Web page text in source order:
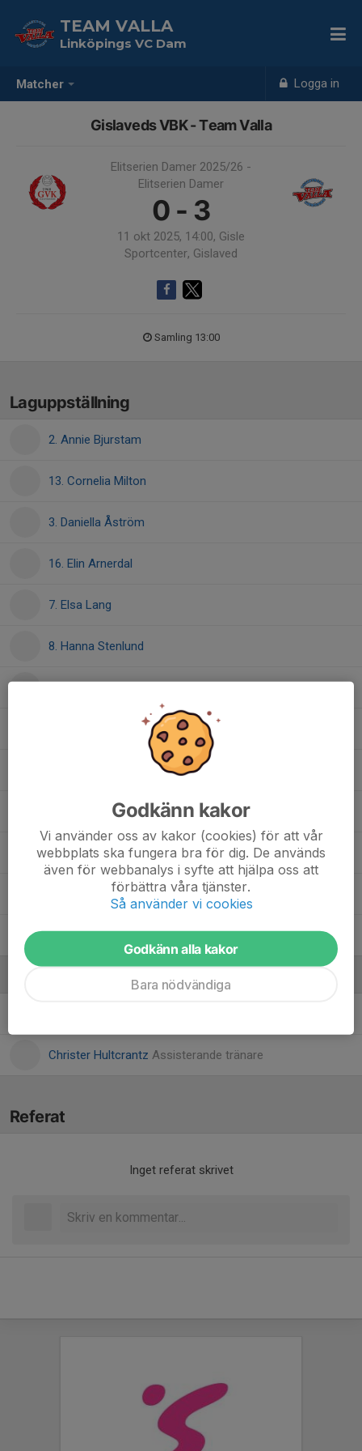
Matcher Logga in
TEAM VALLA
Linköpings VC Dam
Gislaveds VBK - Team Valla
Elitserien Damer 2025/26 -
Elitserien Damer
0 - 3
11 okt 2025, 14:00, Gisle
Sportcenter, Gislaved
Samling 13:00
Laguppställning
2. Annie Bjurstam
13. Cornelia Milton
3. Daniella Åström
16. Elin Arnerdal
7. Elsa Lang
8. Hanna Stenlund
22. Myah Conway
4. Nathalie Arvidson
10. Poa Andersson
15. Riley Anderson
Christer Hultcrantz Assisterande tränare
Referat
Inget referat skrivet
Godkänn kakor
Vi använder oss av kakor (cookies) för att vår
webbplats ska fungera bra för dig. De används
även för webbanalys i syfte att hjälpa oss att
förbättra våra tjänster.
Så använder vi cookies
Godkänn alla kakor
Bara nödvändiga